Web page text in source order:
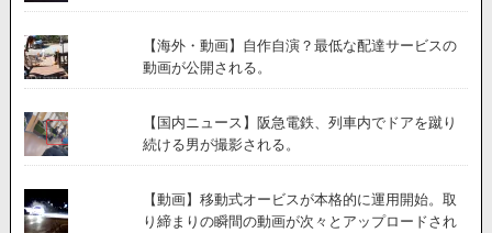
【海外・動画】自作自演？最低な配達サービスの
動画が公開される。
【国内ニュース】阪急電鉄、列車内でドアを蹴り
続ける男が撮影される。
【動画】移動式オービスが本格的に運用開始。取
り締まりの瞬間の動画が次々とアップロードされ